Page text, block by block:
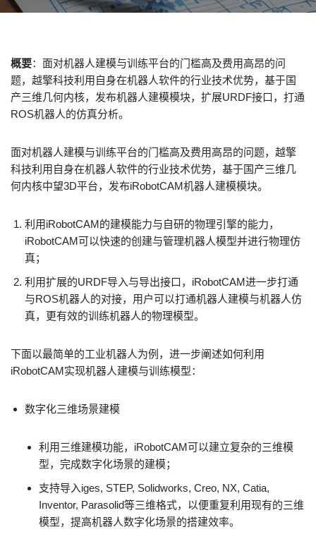
概要：面对机器人建模与训练平台的门槛高及费用高昂的问
题，越擎科技利用自身在机器人软件的行业技术优势，基于国
产三维几何内核，发布机器人建模模块，扩展URDF接口，打通
ROS机器人的仿真分析。
面对机器人建模与训练平台的门槛高及费用高昂的问题，越擎
科技利用自身在机器人软件的行业技术优势，基于国产三维几
何内核中望3D平台，发布iRobotCAM机器人建模模块。
利用iRobotCAM的建模能力与自研的物理引擎的能力，
iRobotCAM可以快速的创建与管理机器人模型并进行物理仿
真；
利用扩展的URDF导入与导出接口，iRobotCAM进一步打通
与ROS机器人的对接，用户可以打通机器人建模与机器人仿
真，更有效的训练机器人的物理模型。
下面以最简单的工业机器人为例，进一步阐述如何利用
iRobotCAM实现机器人建模与训练模型：
数字化三维场景建模
利用三维建模功能，iRobotCAM可以建立复杂的三维模
型，完成数字化场景的建模；
支持导入iges, STEP, Solidworks, Creo, NX, Catia,
Inventor, Parasolid等三维格式，以便重复利用现有的三维
模型，提高机器人数字化场景的搭建效率。